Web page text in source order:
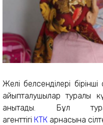
Желі белсенділері
айыпталушылар туралы
анықтады. Бұл
агенттігі КТК арнасына